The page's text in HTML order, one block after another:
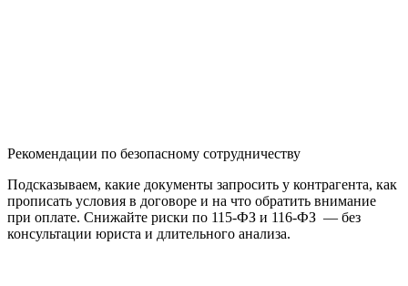
Рекомендации по безопасному сотрудничеству
Подсказываем, какие документы запросить у контрагента, как
прописать условия в договоре и на что обратить внимание
при оплате. Снижайте риски по 115-ФЗ и 116-ФЗ — без
консультации юриста и длительного анализа.